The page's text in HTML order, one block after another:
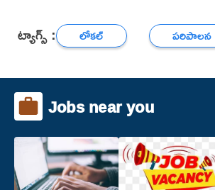
ట్యాగ్స్ : లోకల్ పరిపాలన
Jobs near you